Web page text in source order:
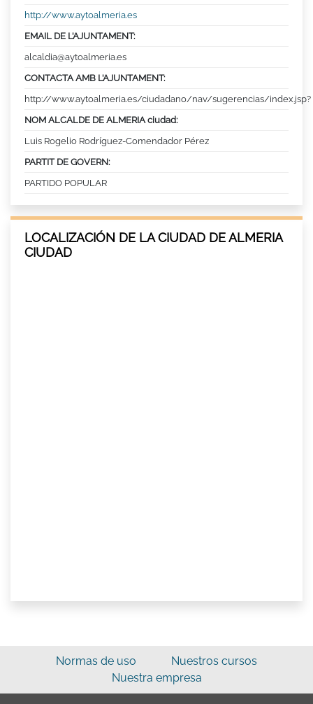
http://www.aytoalmeria.es
EMAIL DE L’AJUNTAMENT:
alcaldia@aytoalmeria.es
CONTACTA AMB L’AJUNTAMENT:
http://www.aytoalmeria.es/ciudadano/nav/sugerencias/index.jsp?
NOM ALCALDE DE ALMERIA ciudad:
Luis Rogelio Rodríguez-Comendador Pérez
PARTIT DE GOVERN:
PARTIDO POPULAR
LOCALIZACIÓN DE LA CIUDAD DE ALMERIA
CIUDAD
Normas de uso
Nuestros cursos
Nuestra empresa